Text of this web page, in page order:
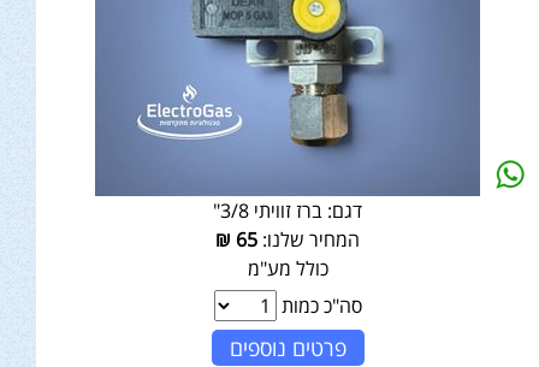
דגם: ברז זוויתי 3/8"
המחיר שלנו: 65
₪
כולל מע"מ
סה"כ כמות
פרטים נוספים